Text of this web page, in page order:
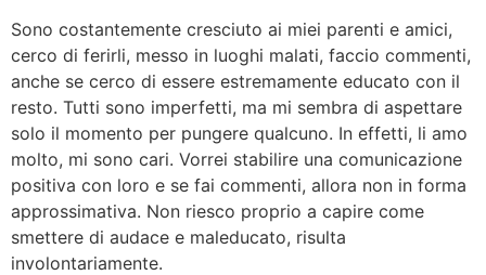
Sono costantemente cresciuto ai miei parenti e amici,
cerco di ferirli, messo in luoghi malati, faccio commenti,
anche se cerco di essere estremamente educato con il
resto. Tutti sono imperfetti, ma mi sembra di aspettare
solo il momento per pungere qualcuno. In effetti, li amo
molto, mi sono cari. Vorrei stabilire una comunicazione
positiva con loro e se fai commenti, allora non in forma
approssimativa. Non riesco proprio a capire come
smettere di audace e maleducato, risulta
involontariamente.